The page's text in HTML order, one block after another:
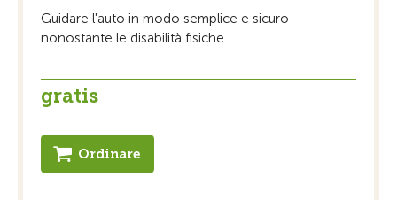
Guidare l'auto in modo semplice e sicuro
nonostante le disabilità fisiche.
gratis
Ordinare